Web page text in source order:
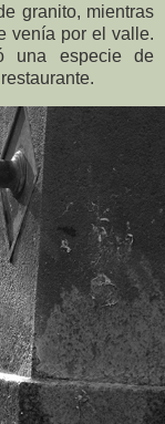
granito, mientras
venía por el valle.
una especie de